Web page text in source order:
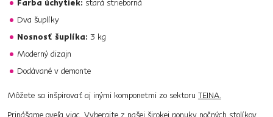
Farba úchytiek: stará strieborná
Dva šuplíky
Nosnosť šuplíka: 3 kg
Moderný dizajn
Dodávané v demonte
Môžete sa inšpirovať aj inými komponetmi zo sektoru TEINA.
Prinášame oveľa viac. Vyberajte z našej širokej ponuky nočných stolíkov.